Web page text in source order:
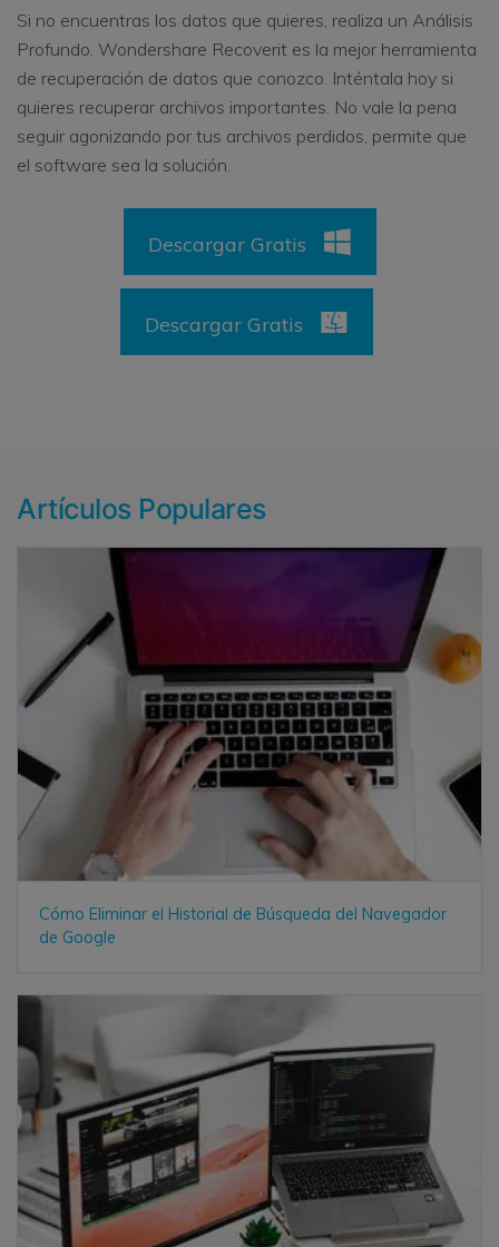
Si no encuentras los datos que quieres, realiza un Análisis
Profundo. Wondershare Recoverit es la mejor herramienta
de recuperación de datos que conozco. Inténtala hoy si
quieres recuperar archivos importantes. No vale la pena
seguir agonizando por tus archivos perdidos, permite que
el software sea la solución.
Descargar Gratis
Descargar Gratis
Artículos Populares
Cómo Eliminar el Historial de Búsqueda del Navegador
de Google